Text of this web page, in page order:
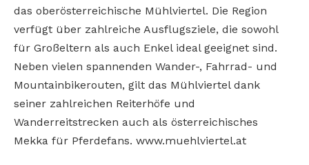
das oberösterreichische Mühlviertel. Die Region
verfügt über zahlreiche Ausflugsziele, die sowohl
für Großeltern als auch Enkel ideal geeignet sind.
Neben vielen spannenden Wander-, Fahrrad- und
Mountainbikerouten, gilt das Mühlviertel dank
seiner zahlreichen Reiterhöfe und
Wanderreitstrecken auch als österreichisches
Mekka für Pferdefans. www.muehlviertel.at